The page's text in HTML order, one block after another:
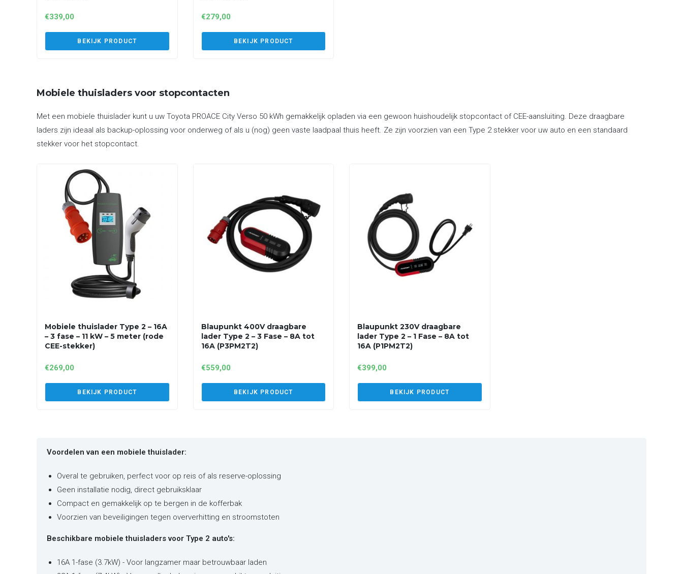
€339,00
BEKIJK PRODUCT
€279,00
BEKIJK PRODUCT
Mobiele thuisladers voor stopcontacten
Met een mobiele thuislader kunt u uw Toyota PROACE City Verso 50 kWh gemakkelijk opladen via een gewoon huishoudelijk stopcontact of CEE-aansluiting. Deze draagbare
laders zijn ideaal als backup-oplossing voor onderweg of als u (nog) geen vaste laadpaal thuis heeft. Ze zijn voorzien van een Type 2 stekker voor uw auto en een standaard
stekker voor het stopcontact.
Mobiele thuislader Type 2 – 16A
– 3 fase – 11 kW – 5 meter (rode
CEE-stekker)
€269,00
BEKIJK PRODUCT
Blaupunkt 400V draagbare
lader Type 2 – 3 Fase – 8A tot
16A (P3PM2T2)
€559,00
BEKIJK PRODUCT
Blaupunkt 230V draagbare
lader Type 2 – 1 Fase – 8A tot
16A (P1PM2T2)
€399,00
BEKIJK PRODUCT
Voordelen van een mobiele thuislader:
Overal te gebruiken, perfect voor op reis of als reserve-oplossing
Geen installatie nodig, direct gebruiksklaar
Compact en gemakkelijk op te bergen in de kofferbak
Voorzien van beveiligingen tegen oververhitting en stroomstoten
Beschikbare mobiele thuisladers voor Type 2 auto's:
16A 1-fase (3.7kW) - Voor langzamer maar betrouwbaar laden